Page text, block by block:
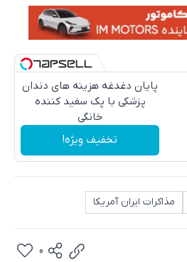
پایان دغدغه هزینه های دندان
پزشکی با پک سفید کننده
خانگی
تخفیف ویژه!
مذاکرات ایران آمریکا
0